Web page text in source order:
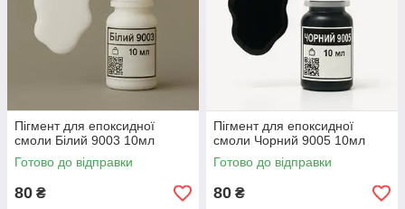
Пігмент для епоксидної
смоли Білий 9003 10мл
Готово до відправки
80 ₴
Пігмент для епоксидної
смоли Чорний 9005 10мл
Готово до відправки
80 ₴